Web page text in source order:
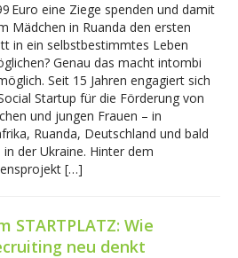
Euro eine Ziege spenden und damit
Mädchen in Ruanda den ersten
in ein selbstbestimmtes Leben
Genau das macht intombi
Seit 15 Jahren engagiert sich
Startup für die Förderung von
und jungen Frauen – in
Ruanda, Deutschland und bald
in der Ukraine. Hinter dem
[…]
STARTPLATZ: Wie
neu denkt